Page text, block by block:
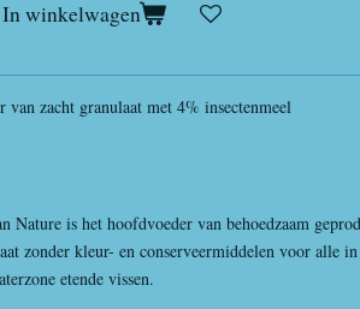
In winkelwagen
van zacht granulaat met 4% insectenmeel
Nature is het hoofdvoeder van behoedzaam
zonder kleur- en conserveermiddelen voor alle
etende vissen.